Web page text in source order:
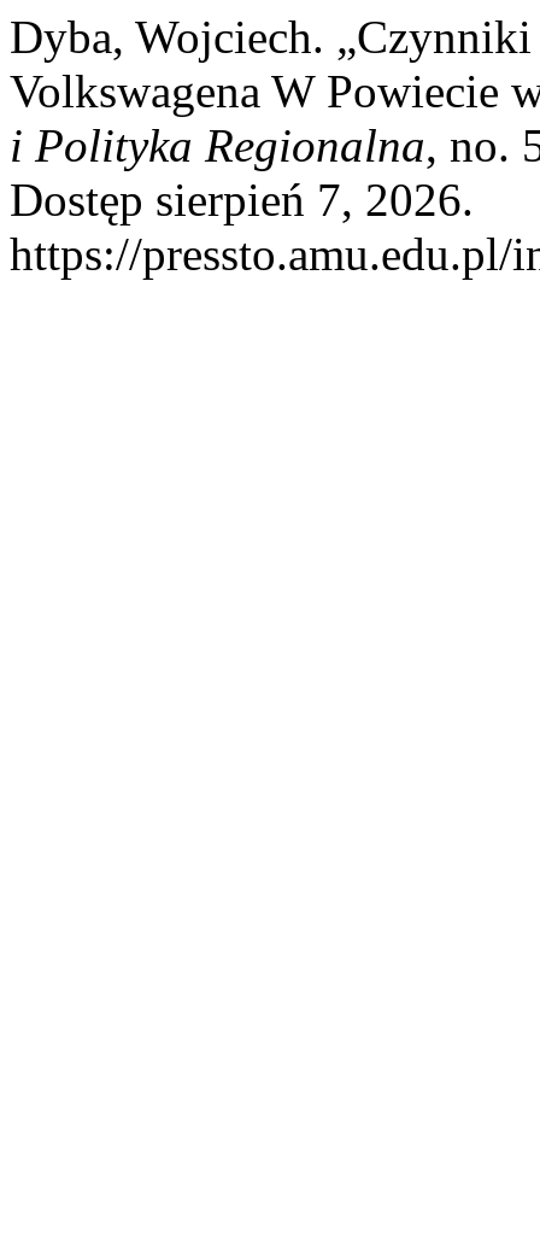
Dyba, Wojciech.
Volkswagena W Powiecie
i Polityka Regionalna, no.
Dostęp sierpień 7, 2026.
https://